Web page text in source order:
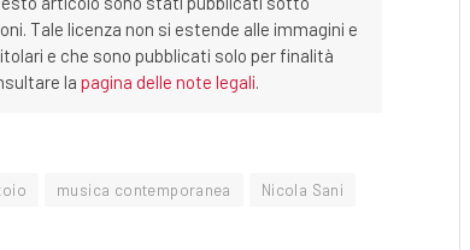
Tale licenza non si estende alle immagini e
e che sono pubblicati solo per finalità
la pagina delle note legali.
musica contemporanea
Nicola Sani